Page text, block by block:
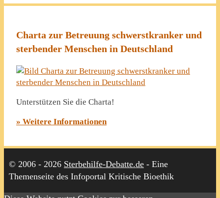
Charta zur Betreuung schwerstkranker und
sterbender Menschen in Deutschland
Unterstützen Sie die Charta!
» Weitere Informationen
© 2006 - 2026 Sterbehilfe-Debatte.de - Eine
Themenseite des Infoportal Kritische Bioethik